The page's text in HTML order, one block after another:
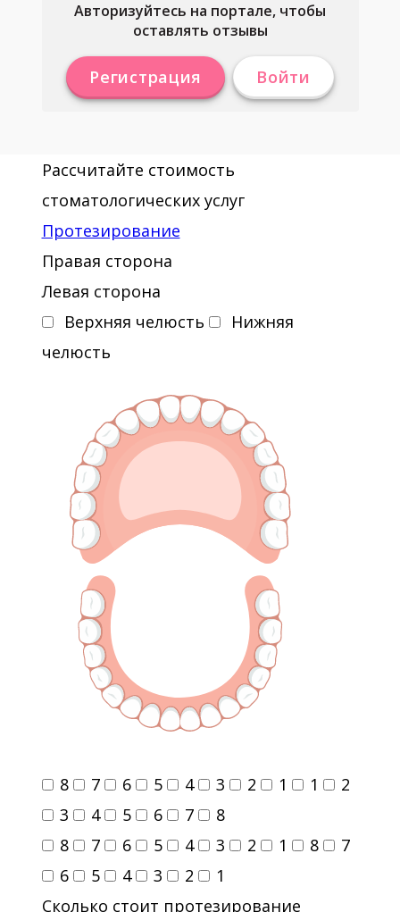
Авторизуйтесь на портале, чтобы
оставлять отзывы
Регистрация Войти
Рассчитайте стоимость
стоматологических услуг
Протезирование
Правая сторона
Левая сторона
Верхняя челюсть
Нижняя
челюсть
8 7 6 5 4 3 2 1 1
2
3
4 5 6 7
8
8
7 6 5 4 3 2 1 8
7
6
5 4 3 2
1
Сколько стоит протезирование